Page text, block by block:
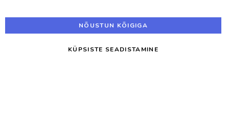
NÕUSTUN KÕIGIGA
KÜPSISTE SEADISTAMINE